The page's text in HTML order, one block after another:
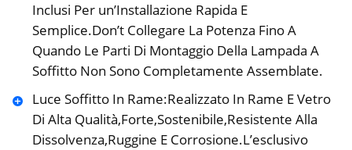
Inclusi Per un’Installazione Rapida E
Semplice.Don’t Collegare La Potenza Fino A
Quando Le Parti Di Montaggio Della Lampada A
Soffitto Non Sono Completamente Assemblate.
Luce Soffitto In Rame:Realizzato In Rame E Vetro
Di Alta Qualità,Forte,Sostenibile,Resistente Alla
Dissolvenza,Ruggine E Corrosione.L’esclusivo